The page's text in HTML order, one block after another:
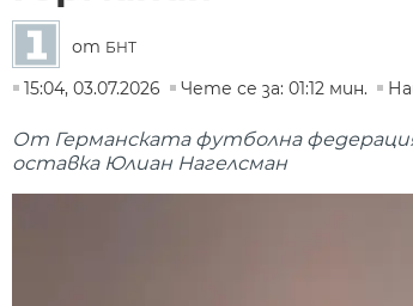
от БНТ
15:04, 03.07.2026
Чете се за: 01:12 мин.
От Германската футболна
оставка Юлиан Нагелсман